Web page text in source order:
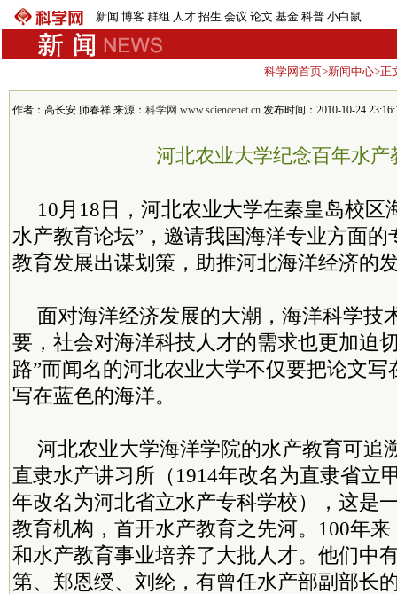
新闻 博客 群组 人才 招生 会议 论文 基金 科普 小白鼠
科学网首页>新闻中心>正
作者：高长安 师春祥 来源： 科学网 www.sciencenet.cn 发布时间：2010-10-24
河北农业大学纪念百年水产
10月18日，河北农业大学在秦皇岛校区
水产教育论坛”，邀请我国海洋专业方面
教育发展出谋划策，助推河北海洋经济的
面对海洋经济发展的大潮，海洋科学技
要，社会对海洋科技人才的需求也更加迫
路”而闻名的河北农业大学不仅要把论文
写在蓝色的海洋。
河北农业大学海洋学院的水产教育可追
直隶水产讲习所（1914年改名为直隶省立
年改名为河北省立水产专科学校），这是
教育机构，首开水产教育之先河。100年
和水产教育事业培养了大批人才。他们中
第、郑恩绶、刘纶，有曾任水产部副部长